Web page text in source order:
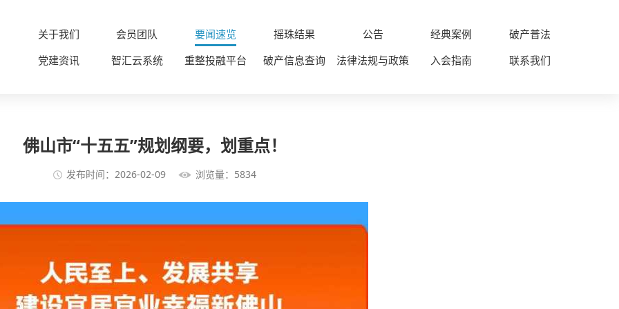
关于我们 会员团队 要闻速览 摇珠结果 公告 经典案例
破产普法
党建资讯
智汇云系统 重整投融平台 破产信息查询 法律法规与政策 入会指南 联系我们
佛山市“十五五”规划纲要，划重点！
发布时间：2026-02-09 浏览量：5834